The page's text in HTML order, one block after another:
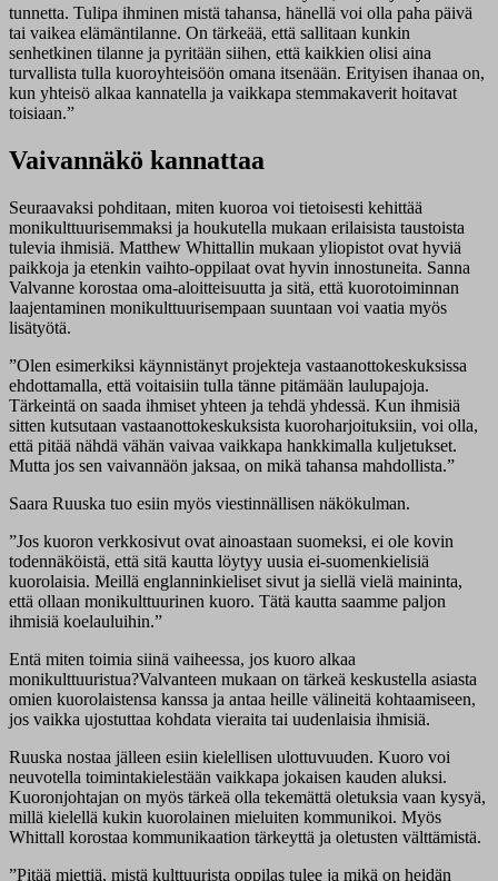
tunnetta. Tulipa ihminen mistä tahansa, hänellä voi olla paha päivä
tai vaikea elämäntilanne. On tärkeää, että sallitaan kunkin
senhetkinen tilanne ja pyritään siihen, että kaikkien olisi aina
turvallista tulla kuoroyhteisöön omana itsenään. Erityisen ihanaa on,
kun yhteisö alkaa kannatella ja vaikkapa stemmakaverit hoitavat
toisiaan.”
Vaivannäkö kannattaa
Seuraavaksi pohditaan, miten kuoroa voi tietoisesti kehittää
monikulttuurisemmaksi ja houkutella mukaan erilaisista taustoista
tulevia ihmisiä. Matthew Whittallin mukaan yliopistot ovat hyviä
paikkoja ja etenkin vaihto-oppilaat ovat hyvin innostuneita. Sanna
Valvanne korostaa oma-aloitteisuutta ja sitä, että kuorotoiminnan
laajentaminen monikulttuurisempaan suuntaan voi vaatia myös
lisätyötä.
”Olen esimerkiksi käynnistänyt projekteja vastaanottokeskuksissa
ehdottamalla, että voitaisiin tulla tänne pitämään laulupajoja.
Tärkeintä on saada ihmiset yhteen ja tehdä yhdessä. Kun ihmisiä
sitten kutsutaan vastaanottokeskuksista kuoroharjoituksiin, voi olla,
että pitää nähdä vähän vaivaa vaikkapa hankkimalla kuljetukset.
Mutta jos sen vaivannäön jaksaa, on mikä tahansa mahdollista.”
Saara Ruuska tuo esiin myös viestinnällisen näkökulman.
”Jos kuoron verkkosivut ovat ainoastaan suomeksi, ei ole kovin
todennäköistä, että sitä kautta löytyy uusia ei-suomenkielisiä
kuorolaisia. Meillä englanninkieliset sivut ja siellä vielä maininta,
että ollaan monikulttuurinen kuoro. Tätä kautta saamme paljon
ihmisiä koelauluihin.”
Entä miten toimia siinä vaiheessa, jos kuoro alkaa
monikulttuuristua?Valvanteen mukaan on tärkeä keskustella asiasta
omien kuorolaistensa kanssa ja antaa heille välineitä kohtaamiseen,
jos vaikka ujostuttaa kohdata vieraita tai uudenlaisia ihmisiä.
Ruuska nostaa jälleen esiin kielellisen ulottuvuuden. Kuoro voi
neuvotella toimintakielestään vaikkapa jokaisen kauden aluksi.
Kuoronjohtajan on myös tärkeä olla tekemättä oletuksia vaan kysyä,
millä kielellä kukin kuorolainen mieluiten kommunikoi. Myös
Whittall korostaa kommunikaation tärkeyttä ja oletusten välttämistä.
”Pitää miettiä, mistä kulttuurista oppilas tulee ja mikä on heidän